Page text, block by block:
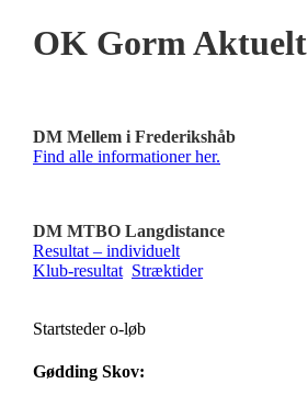
OK Gorm Aktuelt
DM Mellem i Frederikshåb
Find alle informationer her.
DM MTBO Langdistance
Resultat – individuelt
Klub-resultat Stræktider
Startsteder o-løb
Gødding Skov: